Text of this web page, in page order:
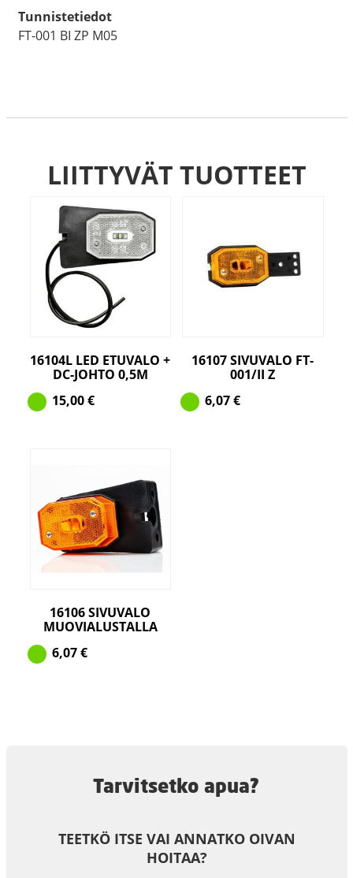
Tunnistetiedot
FT-001 BI ZP M05
LIITTYVÄT TUOTTEET
16104L LED ETUVALO +
DC-JOHTO 0,5M
15,00€
16107 SIVUVALO FT-
001/II Z
6,07€
16106 SIVUVALO
MUOVIALUSTALLA
6,07€
Tarvitsetko apua?
TEETKÖ ITSE VAI ANNATKO OIVAN
HOITAA?